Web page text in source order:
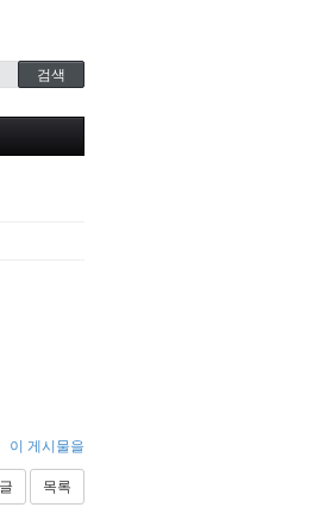
이 게시물을
목록